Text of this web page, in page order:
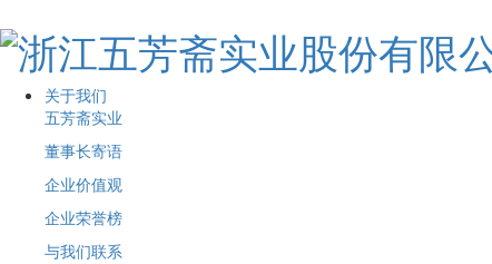
关于我们
五芳斋实业
董事长寄语
企业价值观
企业荣誉榜
与我们联系